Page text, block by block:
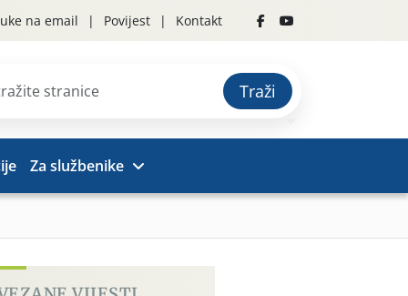
na email Povijest Kontakt
Traži
Za službenike